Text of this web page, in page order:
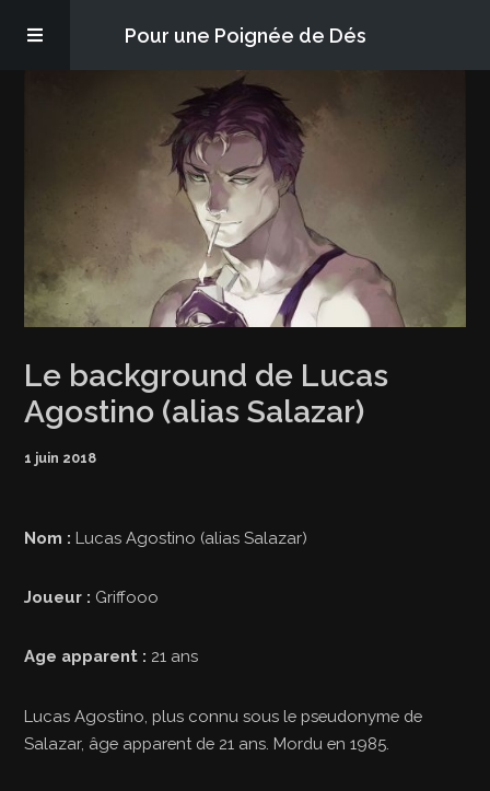
Pour une Poignée de Dés
Blog
À propos
Le background de Lucas
Agostino (alias Salazar)
1 juin 2018
Nom : Lucas Agostino (alias Salazar)
Joueur : Griffooo
Age apparent : 21 ans
Lucas Agostino, plus connu sous le pseudonyme de
Salazar, âge apparent de 21 ans. Mordu en 1985.